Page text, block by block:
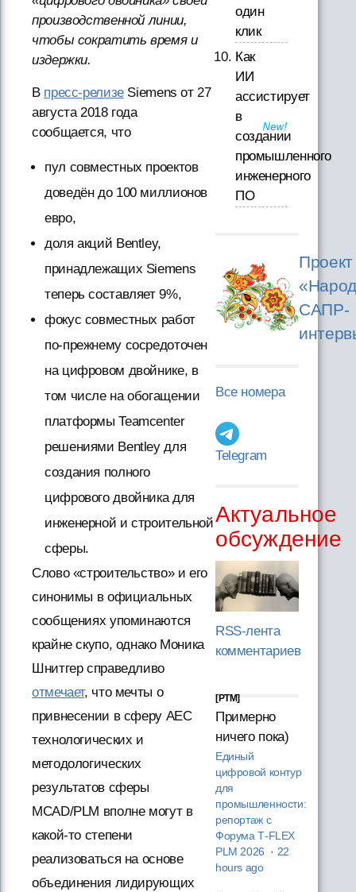
производственной линии,
чтобы сократить время и
издержки.
В пресс-релизеSiemens от 27
августа 2018 года
сообщается, что
пул совместных проектов
доведён до 100 миллионов
евро,
доля акций Bentley,
принадлежащих Siemens
теперь составляет 9%,
фокус совместных работ
по-прежнему сосредоточен
на цифровом двойнике, в
том числе на обогащении
платформы Teamcenter
решениями Bentley для
создания полного
цифрового двойника для
инженерной и строительной
сферы.
Слово «строительство» и его
синонимы в официальных
сообщениях упоминаются
крайне скупо, однако Моника
Шнитгер справедливо
отмечает, что мечты о
привнесении в сферу AEC
технологических и
методологических
результатов сферы
MCAD/PLM вполне могут в
какой-то степени
реализоваться на основе
объединения лидирующих
один
клик
Как
ИИ
ассистирует
в
создании
промышленного
инженерного
ПО
Проект
САПР-
Все номера
Telegram
Актуальное
обсуждение
RSS-лента
комментариев
[PTM]
Примерно
ничего пока)
Единый
цифровой контур
для
промышленности:
репортаж с
Форума T‑FLEX
PLM 2026 · 22
hours ago